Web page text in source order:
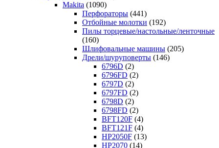
Makita (1090)
Перфораторы (441)
Отбойные молотки (192)
Пилы торцевые/настольные/ленточные
(160)
Шлифовальные машины (205)
Дрели/шуруповерты (146)
6796D (2)
6796FD (2)
6797D (2)
6797FD (2)
6798D (2)
6798FD (2)
BFT120F (4)
BFT121F (4)
HP2050F (13)
HP2070 (14)